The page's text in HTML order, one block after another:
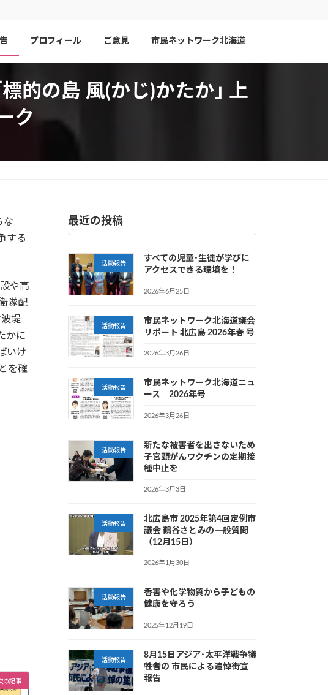
プロフィール ご意見 市民ネットワーク北海道
的の島 風(かじ)かたか｣ 上
ク
な
する
や高
隊配
堤
かに
いけ
を確
の記事
最近の投稿
活動報告
すべての児童･生徒が学びに
アクセスできる環境を！
2026年6月25日
活動報告
市民ネットワーク北海道議会
リポート 北広島 2026年春 号
2026年3月26日
活動報告
市民ネットワーク北海道ニュ
ース 2026年号
2026年3月26日
活動報告
新たな被害者を出さないため
子宮頸がんワクチンの定期接
種中止を
2026年3月3日
活動報告
北広島市 2025年第4回定例市
議会 鶴谷さとみの一般質問
（12月15日）
2026年1月30日
活動報告
香害や化学物質から子どもの
健康を守ろう
2025年12月19日
活動報告
8月15日アジア･太平洋戦争犠
牲者の 市民による追悼街宣
報告